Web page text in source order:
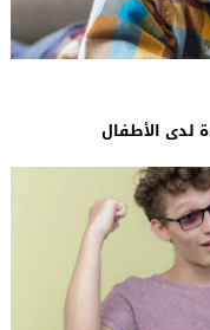
لدى الأطفال